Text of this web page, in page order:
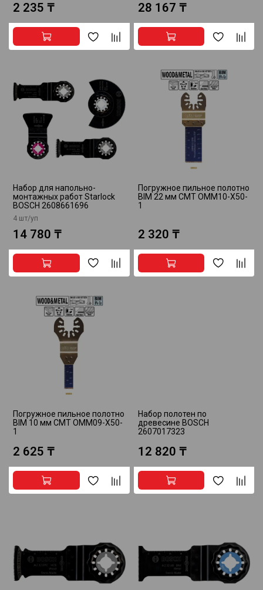
2 235 ₸ 28 167 ₸
Набор для напольно-
монтажных работ Starlock
BOSCH 2608661696
4 шт/уп
14 780 ₸
Погружное пильное полотно
BIM 22 мм CMT OMM10-X50-
1
2 320 ₸
Погружное пильное полотно
BIM 10 мм CMT OMM09-X50-
1
2 625 ₸
Набор полотен по
древесине BOSCH
2607017323
12 820 ₸